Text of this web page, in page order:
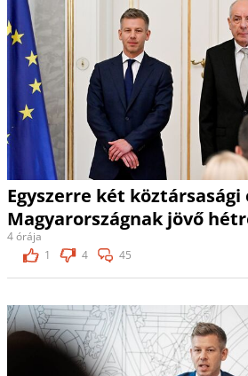
Egyszerre két
Magyarországnak jövő
4 órája
1
4 45